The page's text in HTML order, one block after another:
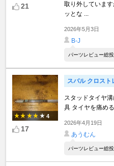
21
取り外していま
ッとな ...
2026年5月3日
B-J
パーツレビュー総
4
17
スバル クロスト
スタッドタイヤ
具 タイヤを痛め
2026年4月19日
あうむん
パーツレビュー総